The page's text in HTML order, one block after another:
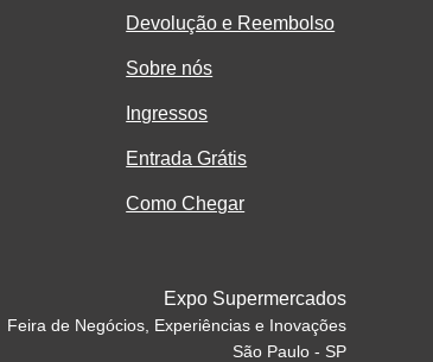
Devolução e Reembolso
Sobre nós
Ingressos
Entrada Grátis
Como Chegar
Expo Supermercados
Feira de Negócios, Experiências e Inovações
São Paulo - SP